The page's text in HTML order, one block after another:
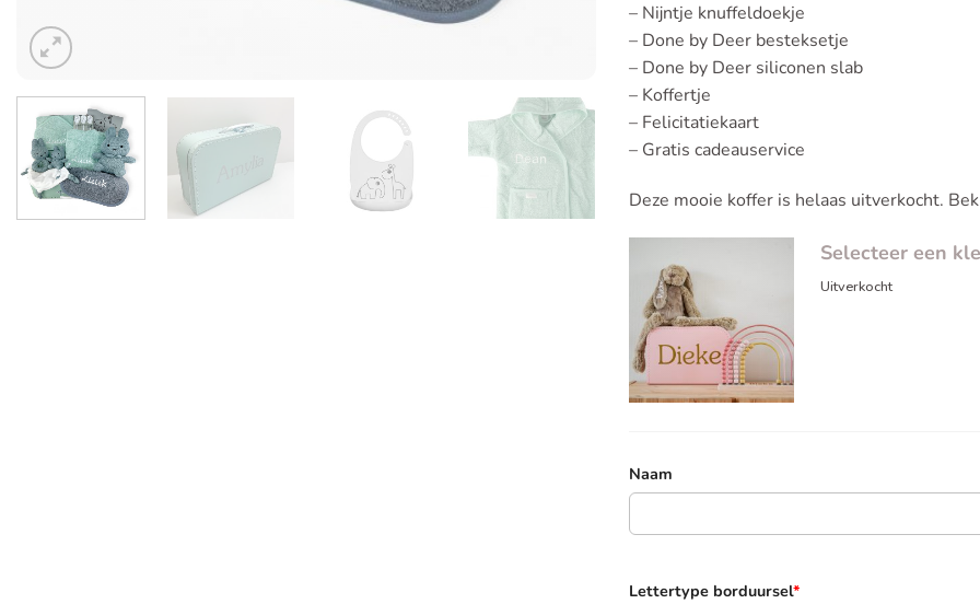
– Nijntje knuffeldoekje
– Done by Deer besteksetje
– Done by Deer siliconen slab
– Koffertje
– Felicitatiekaart
– Gratis cadeauservice
Deze mooie koffer is helaas uitverkocht.
Selecteer een
Uitverkocht
Naam
Lettertype borduursel*